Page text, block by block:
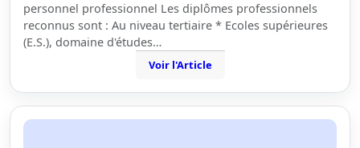
personnel professionnel Les diplômes professionnels
reconnus sont : Au niveau tertiaire * Ecoles supérieures
(E.S.), domaine d'études…
Voir l'Article